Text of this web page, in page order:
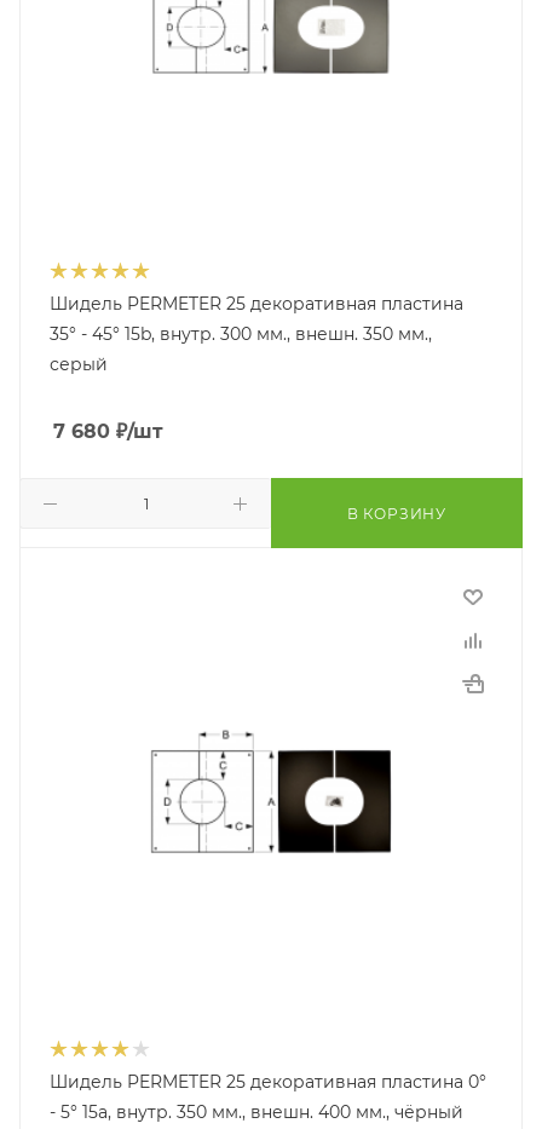
Шидель PERMETER 25 декоративная пластина
35° - 45° 15b, внутр. 300 мм., внешн. 350 мм.,
серый
7 680 ₽/шт
В КОРЗИНУ
Шидель PERMETER 25 декоративная пластина 0°
- 5° 15a, внутр. 350 мм., внешн. 400 мм., чёрный